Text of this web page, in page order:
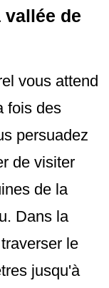
de
vous attend
fois des
persuadez
de visiter
de la
Dans la
le
jusqu'à